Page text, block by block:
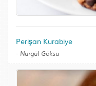
Perişan Kurabiye
- Nurgül Göksu